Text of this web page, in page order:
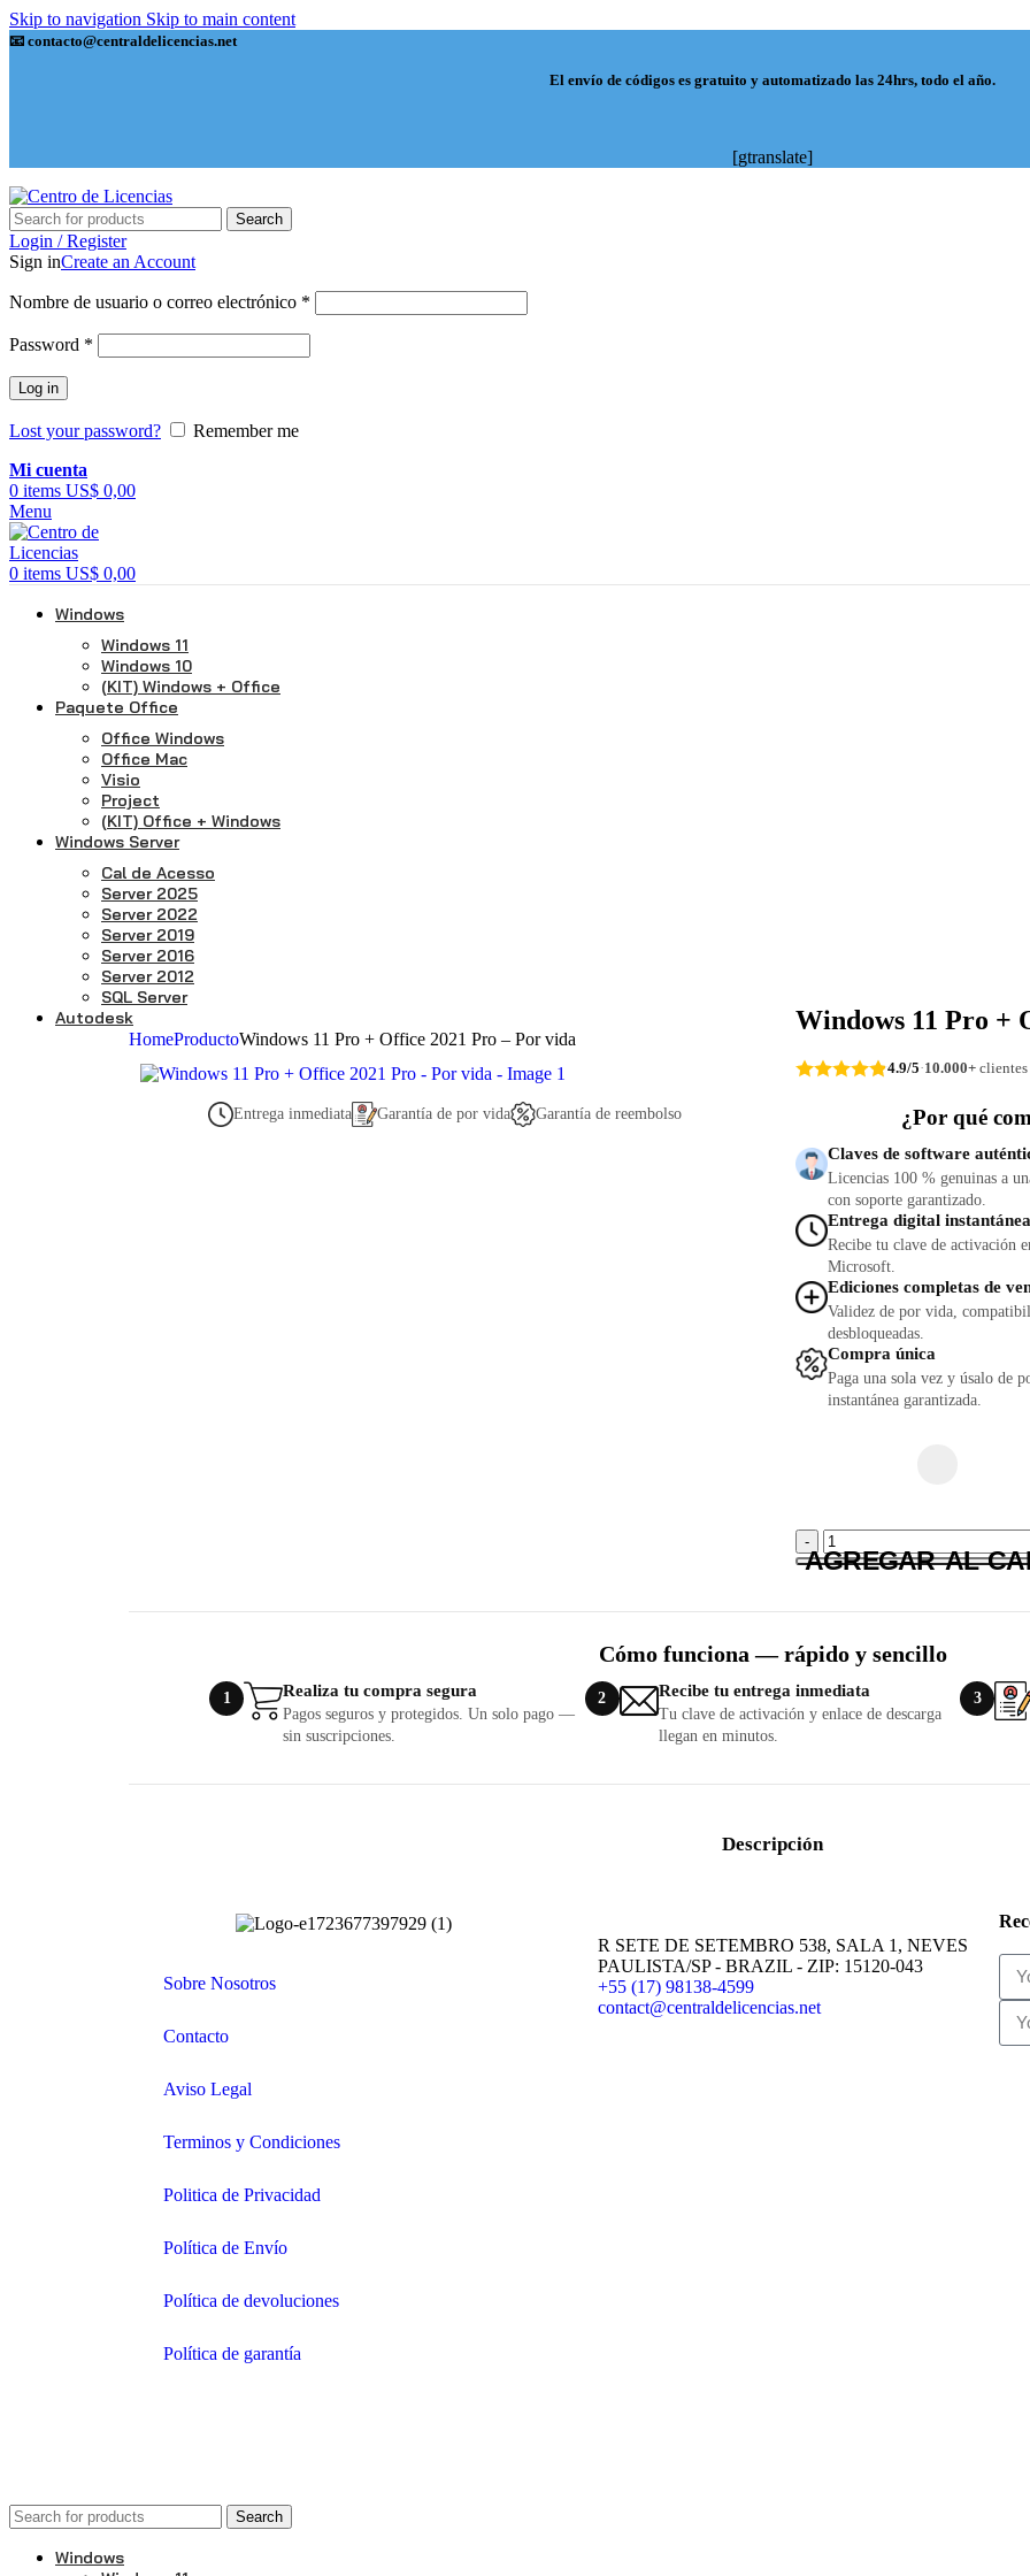
Skip to navigation Skip to main content
📧 contacto@centraldelicencias.net
El envío de códigos es gratuito y automatizado las 24hrs, todo el año.
[gtranslate]
Search
Login / Register
Sign inCreate an Account
Nombre de usuario o correo electrónico *
Password *
Log in
Lost your password?
Remember me
Mi cuenta
0 items US$ 0,00
Menu
0 items US$ 0,00
Windows
Windows 11
Windows 10
(KIT) Windows + Office
Paquete Office
Office Windows
Office Mac
Visio
Project
(KIT) Office + Windows
Windows Server
Cal de Acesso
Server 2025
Server 2022
Server 2019
Server 2016
Server 2012
SQL Server
Autodesk
HomeProductoWindows 11 Pro + Office 2021 Pro – Por vida
Entrega inmediata Garantía de por vida Garantía de reembolso
Windows 11 Pro +
4.9/5·10.000+ clientes
¿Por qué
Claves de software
Licencias 100 % genuinas a
con soporte garantizado.
Entrega digital instantánea
Recibe tu clave de activación
Microsoft.
Ediciones completas de
Validez de por vida,
desbloqueadas.
Compra única
Paga una sola vez y úsalo de
instantánea garantizada.
AGREGAR AL
Cómo funciona — rápido y sencillo
1 Realiza tu compra segura
Pagos seguros y protegidos. Un solo pago —
sin suscripciones.
2 Recibe tu entrega inmediata
Tu clave de activación y enlace de descarga
llegan en minutos.
3
Descripción
Sobre Nosotros
Contacto
Aviso Legal
Terminos y Condiciones
Politica de Privacidad
Política de Envío
Política de devoluciones
Política de garantía
R SETE DE SETEMBRO 538, SALA 1, NEVES
PAULISTA/SP - BRAZIL - ZIP: 15120-043
+55 (17) 98138-4599
contact@centraldelicencias.net
Search
Windows